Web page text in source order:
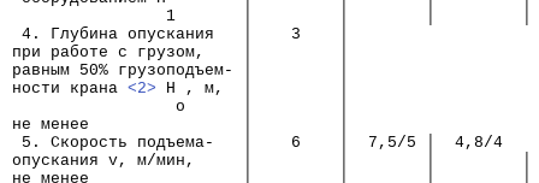
1       │         │        │         │
4. Глубина опускания   │    3    │
при работе с грузом,    │         │
равным 50% грузоподъем- │         │
ности крана <2> Н , м,  │         │
                 о      │         │
не менее                │         │
5. Скорость подъема-   │    6    │  7,5/5 │  4,8/4
опускания v, м/мин,     │         │        │
не менее                │         │        │